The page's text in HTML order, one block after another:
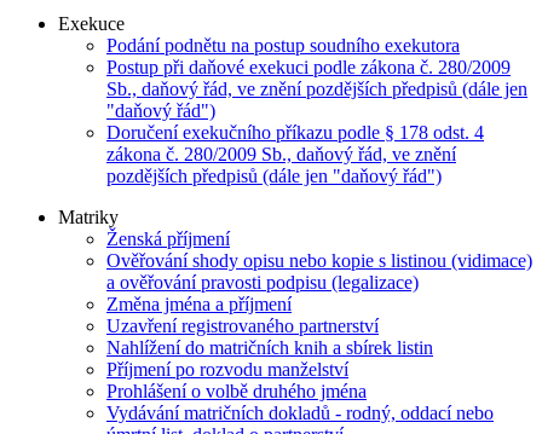
Exekuce
Podání podnětu na postup soudního exekutora
Postup při daňové exekuci podle zákona č. 280/2009
Sb., daňový řád, ve znění pozdějších předpisů (dále jen
"daňový řád")
Doručení exekučního příkazu podle § 178 odst. 4
zákona č. 280/2009 Sb., daňový řád, ve znění
pozdějších předpisů (dále jen "daňový řád")
Matriky
Ženská příjmení
Ověřování shody opisu nebo kopie s listinou (vidimace)
a ověřování pravosti podpisu (legalizace)
Změna jména a příjmení
Uzavření registrovaného partnerství
Nahlížení do matričních knih a sbírek listin
Příjmení po rozvodu manželství
Prohlášení o volbě druhého jména
Vydávání matričních dokladů - rodný, oddací nebo